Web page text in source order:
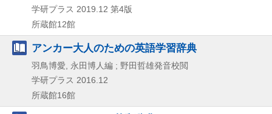
学研プラス 2019.12 第4版
所蔵館12館
アンカー大人のための英語学習辞典
羽鳥博愛, 永田博人編 ; 野田哲雄発音校閲
学研プラス 2016.12
所蔵館16館